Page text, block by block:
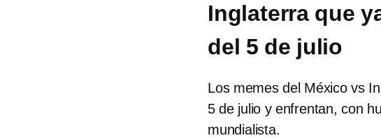
Inglaterra que
del 5 de julio
Los memes del México vs
5 de julio y enfrentan, con
mundialista.